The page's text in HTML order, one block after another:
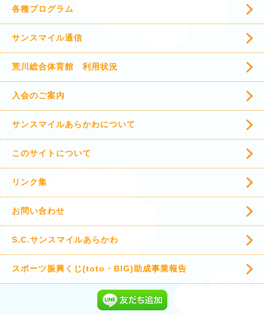
各種プログラム
サンスマイル通信
荒川総合体育館 利用状況
入会のご案内
サンスマイルあらかわについて
このサイトについて
リンク集
お問い合わせ
S.C.サンスマイルあらかわ
スポーツ振興くじ(toto・BIG)助成事業報告